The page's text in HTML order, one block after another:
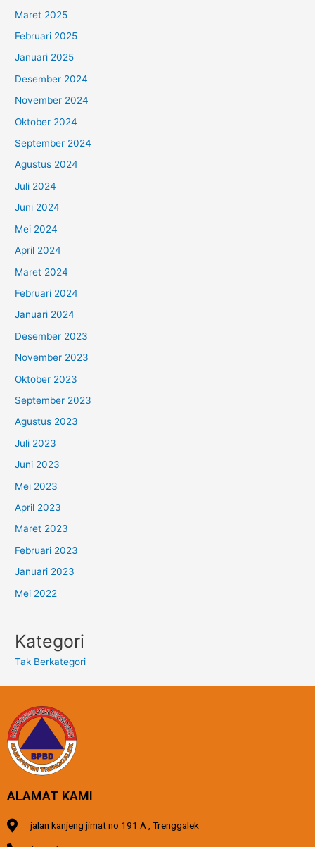
Maret 2025
Februari 2025
Januari 2025
Desember 2024
November 2024
Oktober 2024
September 2024
Agustus 2024
Juli 2024
Juni 2024
Mei 2024
April 2024
Maret 2024
Februari 2024
Januari 2024
Desember 2023
November 2023
Oktober 2023
September 2023
Agustus 2023
Juli 2023
Juni 2023
Mei 2023
April 2023
Maret 2023
Februari 2023
Januari 2023
Mei 2022
Kategori
Tak Berkategori
ALAMAT KAMI
jalan kanjeng jimat no 191 A , Trenggalek